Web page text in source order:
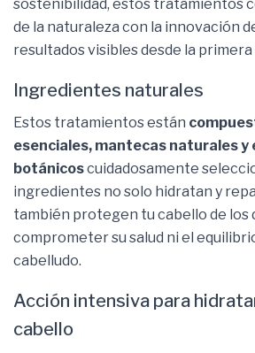
sostenibilidad, estos tratamientos
de la naturaleza con la innovación
resultados visibles desde la
Ingredientes naturales
Estos tratamientos están
esenciales, mantecas naturales
botánicoscuidadosamente
ingredientes no solo hidratan y
también protegen tu cabello de los
comprometer su salud ni el
cabelludo.
Acción intensiva para
cabello